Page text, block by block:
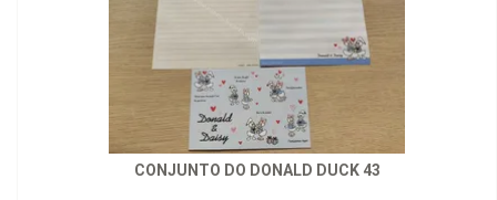
CONJUNTO DO DONALD DUCK 43